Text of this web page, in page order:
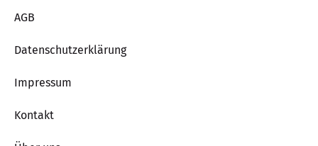
AGB
Datenschutzerklärung
Impressum
Kontakt